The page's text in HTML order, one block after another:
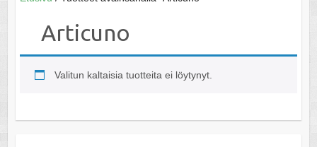
Articuno
Valitun kaltaisia tuotteita ei löytynyt.